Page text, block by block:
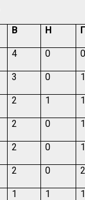
В Н
4 0
3 0
2 1
2 0
2 0
2 0
1 1